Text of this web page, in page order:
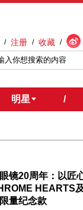
/ 注册 / 收藏 /
明星 /
镜20周年：以匠
HEARTS
量纪念款